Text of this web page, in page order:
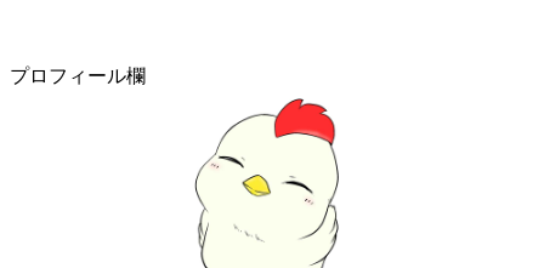
プロフィール欄